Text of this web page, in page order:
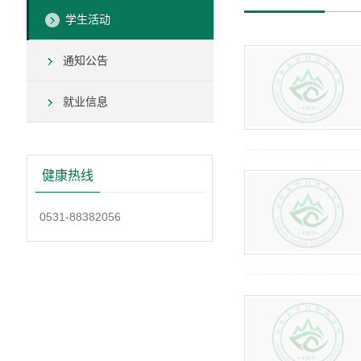
学生活动
通知公告
就业信息
健康热线
0531-88382056